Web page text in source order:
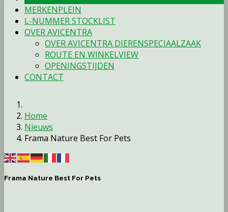
MERKENPLEIN
L-NUMMER STOCKLIST
OVER AVICENTRA
OVER AVICENTRA DIERENSPECIAALZAAK
ROUTE EN WINKELVIEW
OPENINGSTIJDEN
CONTACT
Home
Nieuws
Frama Nature Best For Pets
Frama Nature Best For Pets